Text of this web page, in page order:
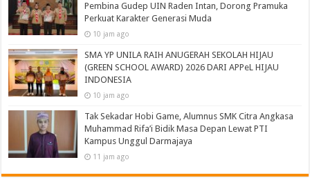
Pembina Gudep UIN Raden Intan, Dorong Pramuka
Perkuat Karakter Generasi Muda
10 jam ago
SMA YP UNILA RAIH ANUGERAH SEKOLAH HIJAU
(GREEN SCHOOL AWARD) 2026 DARI APPeL HIJAU
INDONESIA
10 jam ago
Tak Sekadar Hobi Game, Alumnus SMK Citra Angkasa
Muhammad Rifa’i Bidik Masa Depan Lewat PTI
Kampus Unggul Darmajaya
11 jam ago